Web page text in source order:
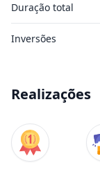
Duração total
Inversões
Realizações